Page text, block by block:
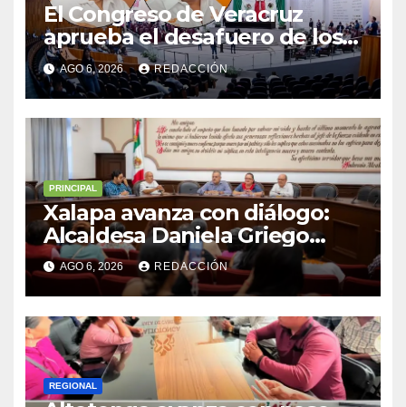
El Congreso de Veracruz
aprueba el desafuero de los
alcaldes de Ixhuatlán del
Sureste y Úrsulo Galván para
que enfrenten a la justicia
AGO 6, 2026 REDACCIÓN
PRINCIPAL
Xalapa avanza con diálogo:
Alcaldesa Daniela Griego
Ceballos impulsa obras y
servicios para colonias del
municipio
AGO 6, 2026 REDACCIÓN
REGIONAL